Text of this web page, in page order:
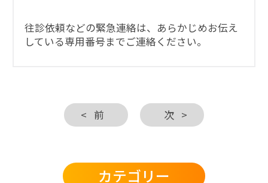
往診依頼などの緊急連絡は、あらかじめお伝え
している専用番号までご連絡ください。
前 次
カテゴリー